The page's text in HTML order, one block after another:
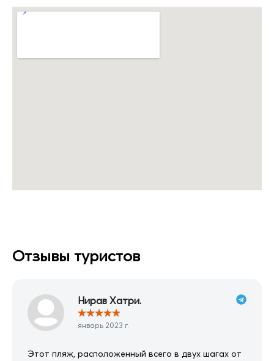
Отзывы туристов
Нирав Хатри.
★★★★★
январь 2023 г.
Этот пляж, расположенный всего в двух шагах от